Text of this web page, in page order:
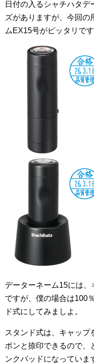
日付の入るシャチハタデ
ズがありますが、今回の
ムEX15号がピッタリです
データーネーム15には
ですが、僕の場合は100
ド式にしてみましよ。
スタンド式は、キャップ
ポンと捺印できるので、
ンクパッドになっていま